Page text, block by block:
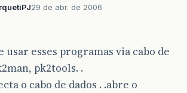
29 de abr. de 2006
usar esses programas via cabo de
pk2tools. .
o cabo de dados . .abre o